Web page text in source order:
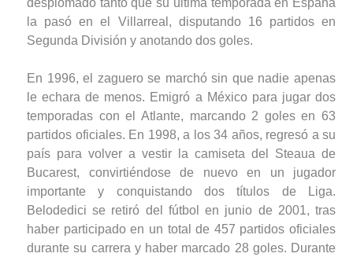
desplomado tanto que su última temporada en España
la pasó en el Villarreal, disputando 16 partidos en
Segunda División y anotando dos goles.
En 1996, el zaguero se marchó sin que nadie apenas
le echara de menos. Emigró a México para jugar dos
temporadas con el Atlante, marcando 2 goles en 63
partidos oficiales. En 1998, a los 34 años, regresó a su
país para volver a vestir la camiseta del Steaua de
Bucarest, convirtiéndose de nuevo en un jugador
importante y conquistando dos títulos de Liga.
Belodedici se retiró del fútbol en junio de 2001, tras
haber participado en un total de 457 partidos oficiales
durante su carrera y haber marcado 28 goles. Durante